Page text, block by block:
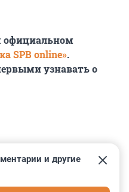
официальном
SPB online».
узнавать о
и другие